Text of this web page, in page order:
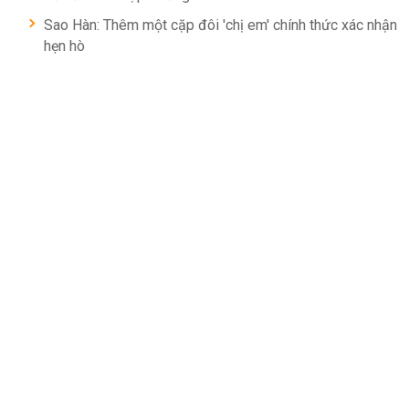
Sao Hàn: Thêm một cặp đôi 'chị em' chính thức xác nhận
hẹn hò